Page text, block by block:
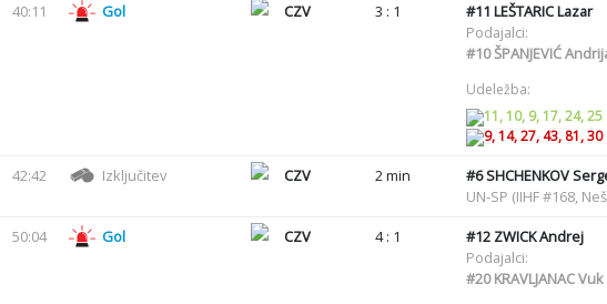
40:11 Gol CZV 3 : 1 #11 LEŠTARIC Lazar
Podajalci:
#10ŠPANJEVIĆ
Udeležba:
11, 10, 9, 17, 24, 25
9, 14, 27, 43, 81, 30
42:42 Izključitev CZV 2 min #6SHCHENKOV
UN-SP (IIHF #168,
50:04 Gol CZV 4 : 1 #12ZWICK Andrej
Podajalci:
#20KRAVLJANAC Vuk